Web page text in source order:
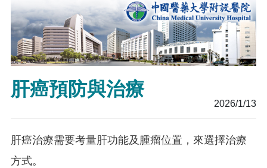
肝癌預防與治療
2026/1/13
肝癌治療需要考量肝功能及腫瘤位置，來選擇治療
方式。